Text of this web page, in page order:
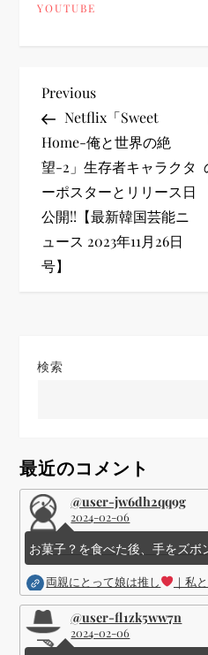
YOUTUBE
投
稿
ナ
ビ
ゲ
Previous
Post
Previous
Netflix「Sweet
Home-俺と世界の絶
望-2」生存者キャラクタ
ーポスターとリリース日
公開!!【最新韓国芸能ニ
ュース 2023年11月26日
号】
検索
最近のコメント
@user-jw6dh2qq9g
2024-02-06
お菓子？を食べた後、手をズボ
両親にとって娘は推し ｜私
@user-fl1zk5ww7n
2024-02-06